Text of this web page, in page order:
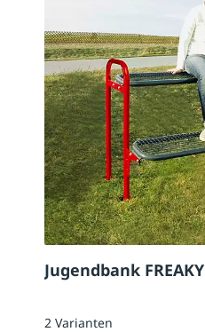
Jugendbank FREAKY
2 Varianten